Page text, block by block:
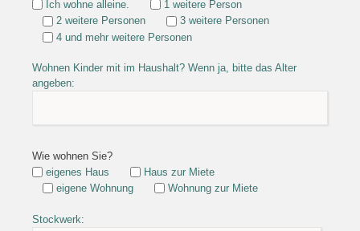
Ich wohne alleine.
1 weitere Person
2 weitere Personen
3 weitere Personen
4 und mehr weitere Personen
Wohnen Kinder mit im Haushalt? Wenn ja, bitte das Alter
angeben:
Wie wohnen Sie?
eigenes Haus
Haus zur Miete
eigene Wohnung
Wohnung zur Miete
Stockwerk: